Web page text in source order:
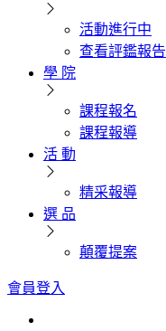
活動進行中
查看評鑑報告
學 院
課程報名
課程報導
活 動
精采報導
選 品
顛覆提案
會員登入